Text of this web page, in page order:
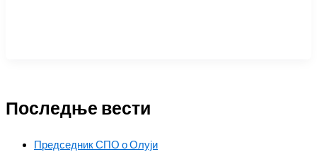
Последње вести
Председник СПО о Олуји